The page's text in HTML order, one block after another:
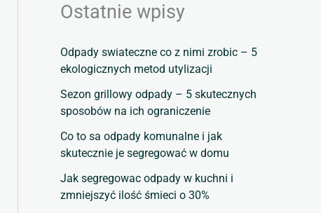
Ostatnie wpisy
Odpady swiateczne co z nimi zrobic – 5
ekologicznych metod utylizacji
Sezon grillowy odpady – 5 skutecznych
sposobów na ich ograniczenie
Co to sa odpady komunalne i jak
skutecznie je segregować w domu
Jak segregowac odpady w kuchni i
zmniejszyć ilość śmieci o 30%